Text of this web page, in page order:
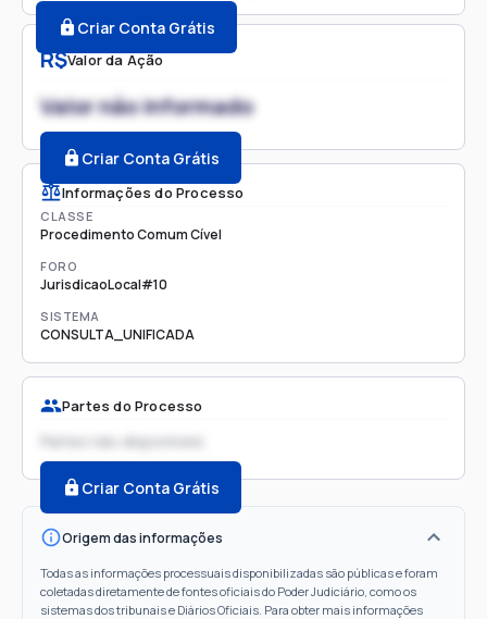
R$Valor da Ação
Valor não informado
Criar Conta Grátis
Informações do Processo
CLASSE
Procedimento Comum Cível
FORO
JurisdicaoLocal#10
SISTEMA
CONSULTA_UNIFICADA
Partes do Processo
Partes não disponíveis
Criar Conta Grátis
Origem das informações
Todas as informações processuais disponibilizadas são públicas e foram
coletadas diretamente de fontes oficiais do Poder Judiciário, como os
sistemas dos tribunais e Diários Oficiais. Para obter mais informações
Criar Conta Grátis